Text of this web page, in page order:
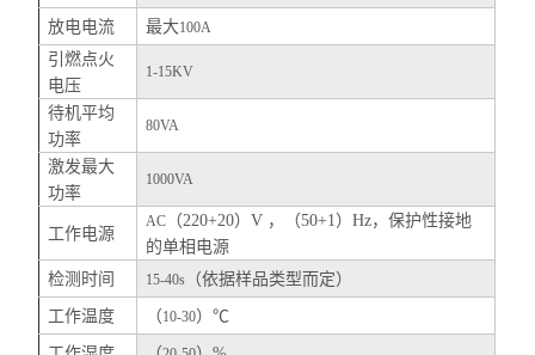
放电电流 最大100A
引燃点火
电压
1-15KV
待机平均
功率
80VA
激发最大
功率
1000VA
工作电源
AC （220+20）V ，（50+1）Hz，保护性接地
的单相电源
检测时间
15-40s （依据样品类型而定）
工作温度 （10-30）℃